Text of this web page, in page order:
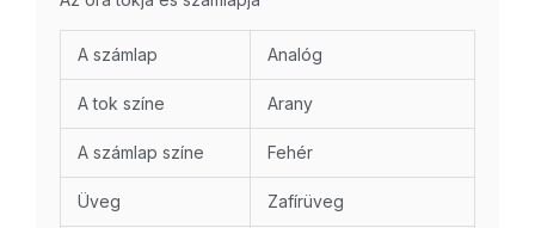
A számlap Analóg
A tok színe Arany
A számlap színe Fehér
Üveg Zafírüveg